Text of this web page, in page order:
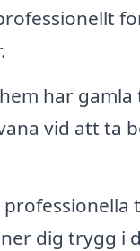
har
vid att ta
dig trygg i